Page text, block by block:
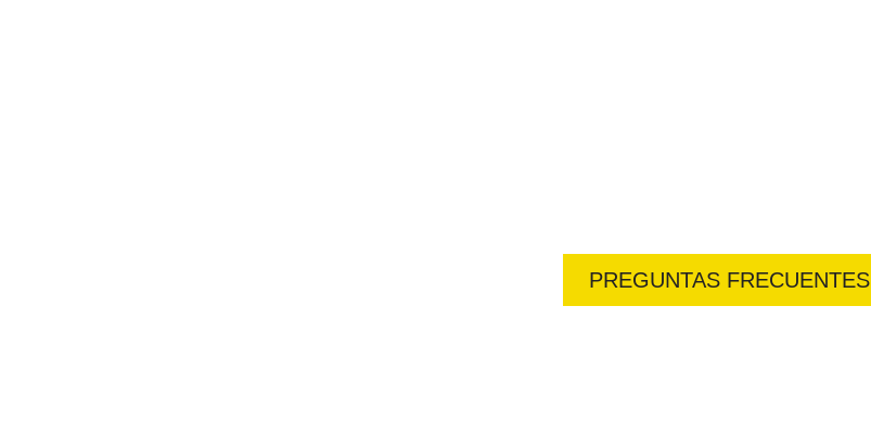
PREGUNTAS FRECUENTES